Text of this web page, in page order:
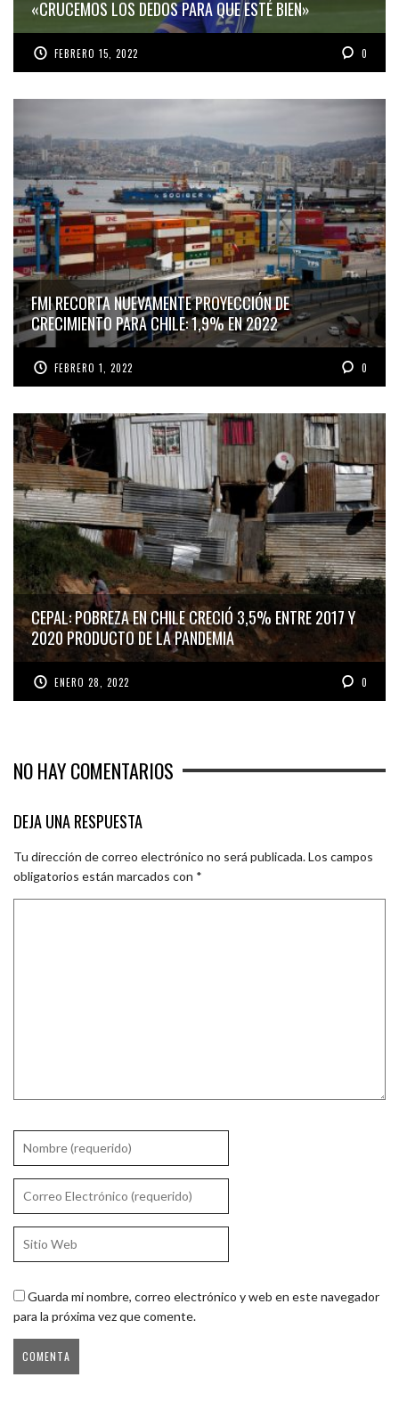
«CRUCEMOS LOS DEDOS PARA QUE ESTÉ BIEN»
FEBRERO 15, 2022 0
FMI RECORTA NUEVAMENTE PROYECCIÓN DE
CRECIMIENTO PARA CHILE: 1,9% EN 2022
FEBRERO 1, 2022 0
CEPAL: POBREZA EN CHILE CRECIÓ 3,5% ENTRE 2017 Y
2020 PRODUCTO DE LA PANDEMIA
ENERO 28, 2022 0
NO HAY COMENTARIOS
DEJA UNA RESPUESTA
Tu dirección de correo electrónico no será publicada.Los campos
obligatorios están marcados con *
Guarda mi nombre, correo electrónico y web en este navegador
para la próxima vez que comente.